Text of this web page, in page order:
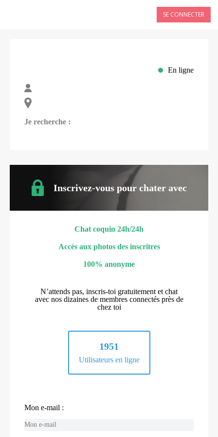
SE CONNECTER
En ligne
Je recherche :
Inscrivez-vous pour chater avec
Chat coquin 24h/24h
Accès aux photos des inscritres
100% anonyme
N’attends pas, inscris-toi gratuitement et chat
avec nos dizaines de membres connectés près de
chez toi
1951
Utilisateurs en ligne
Mon e-mail :